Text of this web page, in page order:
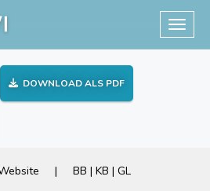
DOWNLOAD ALS PDF
| BB | KB | GL